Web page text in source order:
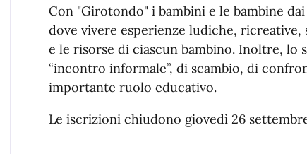
Con "Girotondo" i bambini e le bambine
dove vivere esperienze ludiche,
e le risorse di ciascun bambino. Inoltre, lo
“incontro informale”, di scambio, di
importante ruolo educativo.
Le iscrizioni chiudono giovedì 26